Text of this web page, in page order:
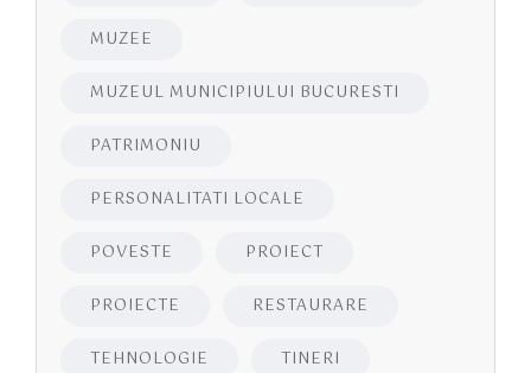
MUZEE
MUZEUL MUNICIPIULUI BUCURESTI
PATRIMONIU
PERSONALITATI LOCALE
POVESTE PROIECT
PROIECTE RESTAURARE
TEHNOLOGIE TINERI